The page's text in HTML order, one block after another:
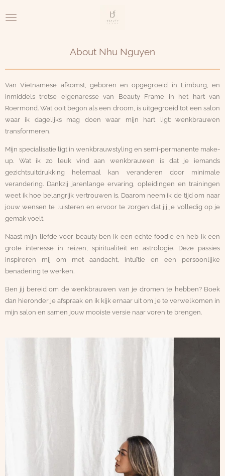
direct
About Nhu Nguyen
Van Vietnamese afkomst, geboren en opgegroeid in Limburg, en
inmiddels trotse eigenaresse van Beauty Frame in het hart van
Roermond. Wat ooit begon als een droom, is uitgegroeid tot een salon
waar ik dagelijks mag doen waar mijn hart ligt: wenkbrauwen
transformeren.
Mijn specialisatie ligt in wenkbrauwstyling en semi-permanente make-
up. Wat ik zo leuk vind aan wenkbrauwen is dat je iemands
gezichtsuitdrukking helemaal kan veranderen door minimale
verandering. Dankzij jarenlange ervaring, opleidingen en trainingen
weet ik hoe belangrijk vertrouwen is. Daarom neem ik de tijd om naar
jouw wensen te luisteren en ervoor te zorgen dat jij je volledig op je
gemak voelt.
Naast mijn liefde voor beauty ben ik een echte foodie en heb ik een
grote interesse in reizen, spiritualiteit en astrologie. Deze passies
inspireren mij om met aandacht, intuïtie en een persoonlijke
benadering te werken.
Ben jij bereid om de wenkbrauwen van je dromen te hebben? Boek
dan hieronder je afspraak en ik kijk ernaar uit om je te verwelkomen in
mijn salon en samen jouw mooiste versie naar voren te brengen.